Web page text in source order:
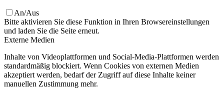
An/Aus
Bitte aktivieren Sie diese Funktion in Ihren Browsereinstellungen
und laden Sie die Seite erneut.
Externe Medien
Inhalte von Videoplattformen und Social-Media-Plattformen werden
standardmäßig blockiert. Wenn Cookies von externen Medien
akzeptiert werden, bedarf der Zugriff auf diese Inhalte keiner
manuellen Zustimmung mehr.